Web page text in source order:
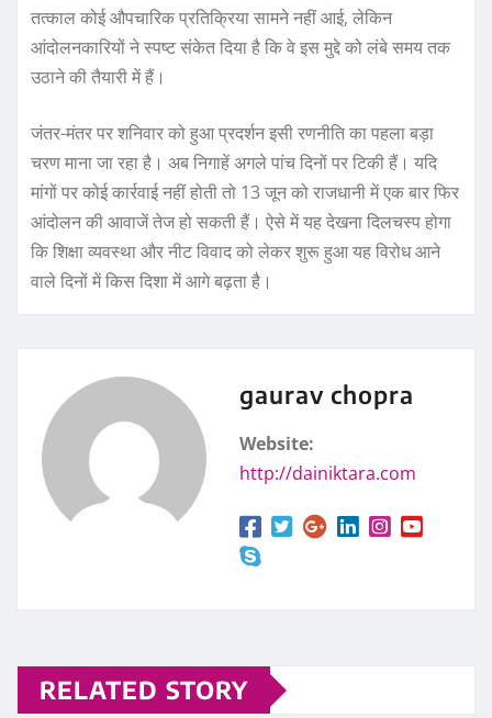
तत्काल कोई औपचारिक प्रतिक्रिया सामने नहीं आई, लेकिन
आंदोलनकारियों ने स्पष्ट संकेत दिया है कि वे इस मुद्दे को लंबे समय तक
उठाने की तैयारी में हैं।
जंतर-मंतर पर शनिवार को हुआ प्रदर्शन इसी रणनीति का पहला बड़ा
चरण माना जा रहा है। अब निगाहें अगले पांच दिनों पर टिकी हैं। यदि
मांगों पर कोई कार्रवाई नहीं होती तो 13 जून को राजधानी में एक बार फिर
आंदोलन की आवाजें तेज हो सकती हैं। ऐसे में यह देखना दिलचस्प होगा
कि शिक्षा व्यवस्था और नीट विवाद को लेकर शुरू हुआ यह विरोध आने
वाले दिनों में किस दिशा में आगे बढ़ता है।
gaurav chopra
Website:
http://dainiktara.com
RELATED STORY